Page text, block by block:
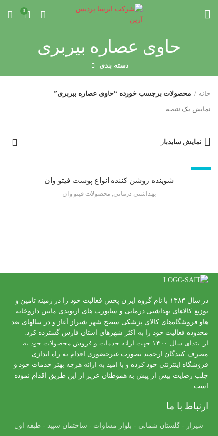
0
حاوی عصاره بیربری
دسته بندی
خانه محصولات برچسب خورده “حاوی عصاره بیربری”
نمایش یک نتیجه
نمایش سایدبار
ناموجود
شوینده روشن کننده انواع پوست فیتو وان
بهداشتی درمانی, محصولات فیتو وان
در سال ۱۳۸۳ با نام گروه ایران پخش فعالیت خود را در زمینه تامین و
توزیع کالاهای بهداشتی درمانی و ساپورت های ارتوپدی مابین داروخانه
هاو فروشگاه‌های کالای پزشکی سطح شهر شیراز آغاز و در سالهای بعد
محدوده فعالیت خود را به اکثر شهرهای استان فارس گسترده کرد.
از ابتدای سال ۱۴۰۰ جهت ارائه خدمات و فروش محصولات خود به
مصرف کنندگان ارجمند بصورت غیرحضوری اقدام به راه اندازی
فروشگاه اینترنتی خود کرده و با امید به ارائه هرچه بهتر خدمات خود و
جلب رضایت بیش از پیش به هموطنان عزیز از این طریق اقدام نموده
است.
ارتباط با ما
شیراز - گلستان شمالی - بلوار مساوات - ساختمان سپید - طبقه اول